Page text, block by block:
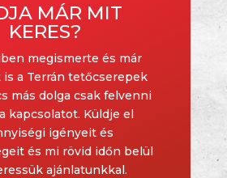
MÁR MIT
KERES?
megismerte és már
a Terrán tetőcserepek
más dolga csak felvenni
kapcsolatot. Küldje el
igényeit és
és mi rövid időn belül
ajánlatunkkal.